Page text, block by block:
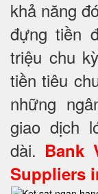
khả năng
đựng tiền
triệu chu
tiền tiêu
những
giao dịch
dài. Bank
Suppliers